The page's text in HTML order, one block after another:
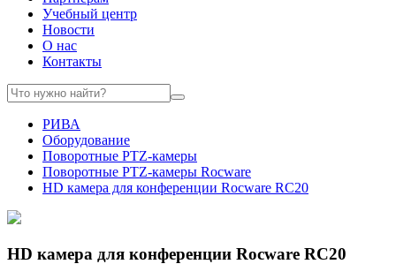
Учебный центр
Новости
О нас
Контакты
РИВА
Оборудование
Поворотные PTZ-камеры
Поворотные PTZ-камеры Rocware
HD камера для конференции Rocware RC20
HD камера для конференции Rocware RC20